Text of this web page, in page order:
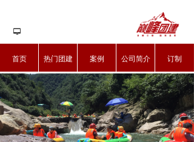
首页 热门团建 案例 公司简介 订制
넡